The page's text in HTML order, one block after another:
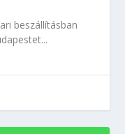
beszállításban